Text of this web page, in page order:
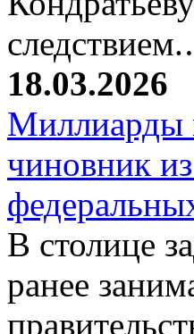
18.03.2026
Миллиарды
чиновник
В столице
ранее